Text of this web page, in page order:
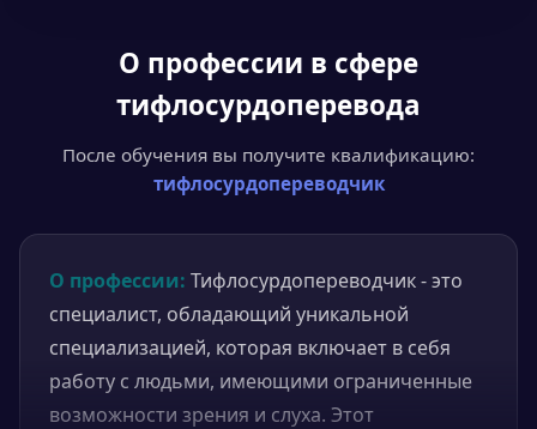
О профессии в сфере
тифлосурдоперевода
После обучения вы получите квалификацию:
тифлосурдопереводчик
О профессии: Тифлосурдопереводчик - это
специалист, обладающий уникальной
специализацией, которая включает в себя
работу с людьми, имеющими ограниченные
возможности зрения и слуха. Этот